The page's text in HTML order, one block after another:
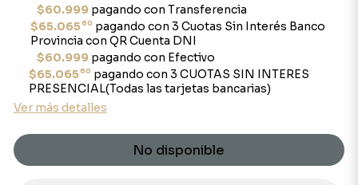
$60.999pagando con Transferencia
$65.06560 pagando con 3 Cuotas Sin Interés Banco
Provincia con QR Cuenta DNI
$60.999pagando con Efectivo
$65.06560 pagando con 3 CUOTAS SIN INTERES
PRESENCIAL(Todas las tarjetas bancarias)
Ver más detalles
No disponible